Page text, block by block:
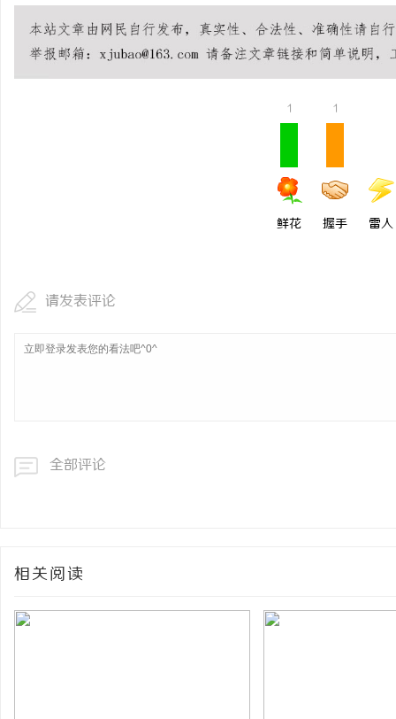
1
鲜花
1
握手 雷人
请发表评论
全部评论
相关阅读